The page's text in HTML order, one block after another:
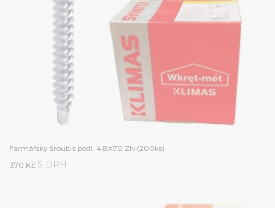
Farmářský šroub s podl. 4,8X70 ZN (200ks)
370 Kč S DPH